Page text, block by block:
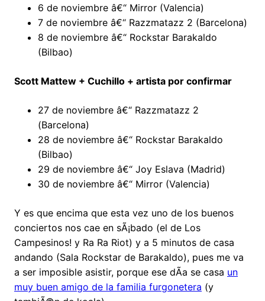
6 de noviembre â€“ Mirror (Valencia)
7 de noviembre â€“ Razzmatazz 2 (Barcelona)
8 de noviembre â€“ Rockstar Barakaldo
(Bilbao)
Scott Mattew + Cuchillo + artista por confirmar
27 de noviembre â€“ Razzmatazz 2
(Barcelona)
28 de noviembre â€“ Rockstar Barakaldo
(Bilbao)
29 de noviembre â€“ Joy Eslava (Madrid)
30 de noviembre â€“ Mirror (Valencia)
Y es que encima que esta vez uno de los buenos
conciertos nos cae en sÃ¡bado (el de Los
Campesinos! y Ra Ra Riot) y a 5 minutos de casa
andando (Sala Rockstar de Barakaldo), pues me va
a ser imposible asistir, porque ese dÃ­a se casa un
muy buen amigo de la familia furgonetera (y